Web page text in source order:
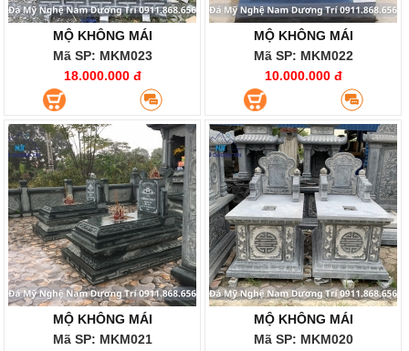
MỘ KHÔNG MÁI
Mã SP: MKM023
18.000.000 đ
MỘ KHÔNG MÁI
Mã SP: MKM022
10.000.000 đ
MỘ KHÔNG MÁI
Mã SP: MKM021
MỘ KHÔNG MÁI
Mã SP: MKM020